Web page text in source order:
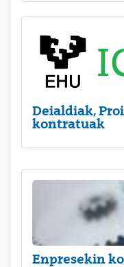
Deialdiak,
kontratuak
Enpresekin